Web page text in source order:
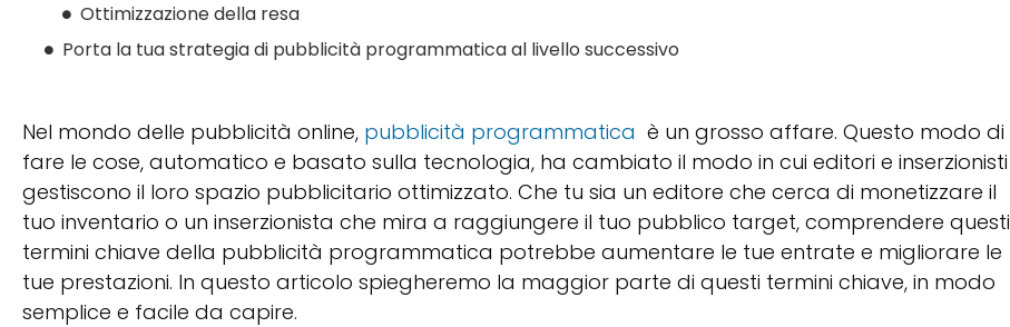
Ottimizzazione della resa
Porta la tua strategia di pubblicità programmatica al livello successivo
Nel mondo delle pubblicità online, pubblicità programmatica è un grosso affare. Questo modo di
fare le cose, automatico e basato sulla tecnologia, ha cambiato il modo in cui editori e inserzionisti
gestiscono il loro spazio pubblicitario ottimizzato. Che tu sia un editore che cerca di monetizzare il
tuo inventario o un inserzionista che mira a raggiungere il tuo pubblico target, comprendere questi
termini chiave della pubblicità programmatica potrebbe aumentare le tue entrate e migliorare le
tue prestazioni. In questo articolo spiegheremo la maggior parte di questi termini chiave, in modo
semplice e facile da capire.